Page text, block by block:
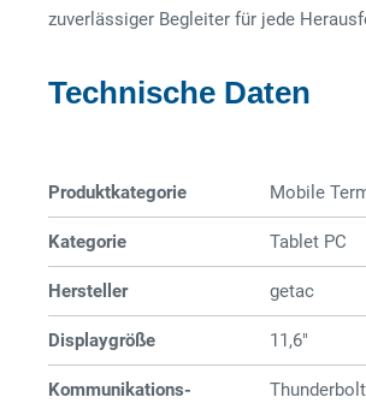
zuverlässiger Begleiter für jede
Technische Daten
Produktkategorie Mobile
Kategorie Tablet PC
Hersteller getac
Displaygröße 11,6"
Kommunikations-